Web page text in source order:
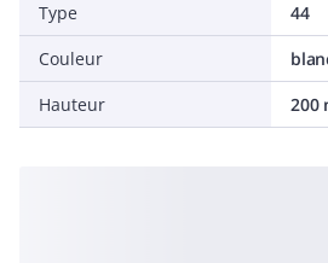
Type
44
Couleur
Hauteur
200